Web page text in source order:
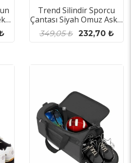
Trend Silindir Sporcu
Çantası Siyah Omuz Askılı
Fitness Sp
349,05 ₺ 232,70 ₺